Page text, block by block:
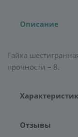
Описание
Гайка
прочности – 8.
Отзывы